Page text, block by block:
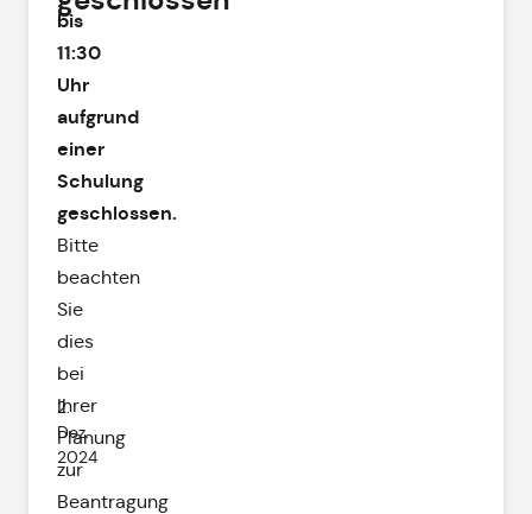
2.
Dez.
2024
bis
11:30
Uhr
aufgrund
einer
Schulung
geschlossen.
Bitte
beachten
Sie
dies
bei
Ihrer
Planung
zur
Beantragung